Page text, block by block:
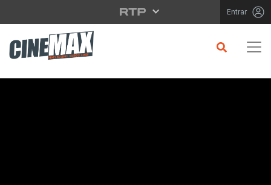
Saltar para o conteúdo principal Entrar
Filme em Cartaz